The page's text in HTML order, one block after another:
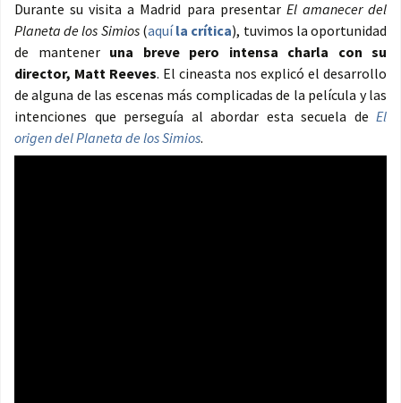
Durante su visita a Madrid para presentar El amanecer del
Planeta de los Simios(aquíla crítica), tuvimos la oportunidad
de manteneruna breve pero intensa charla con su
director, Matt Reeves. El cineasta nos explicó el desarrollo
de alguna de las escenas más complicadas de la película y las
intenciones que perseguía al abordar esta secuela de El
origen del Planeta de los Simios.